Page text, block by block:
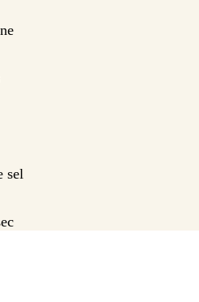
sel